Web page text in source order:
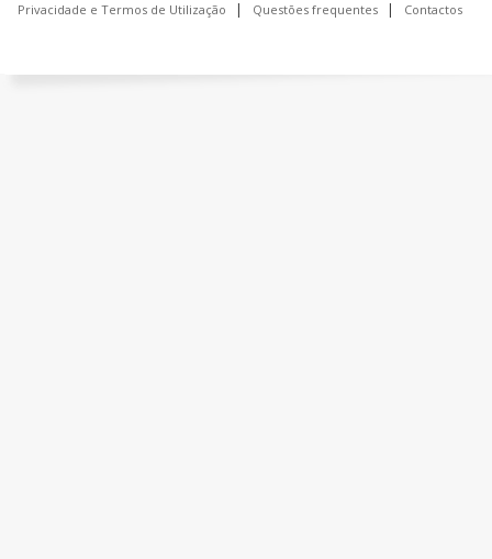
Privacidade e Termos de Utilização Questões frequentes Contactos